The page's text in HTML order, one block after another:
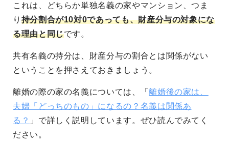
これは、どちらか単独名義の家やマンション、つま
り 持分割合が10対0であっても、財産分与の対象にな
る理由と同じです。
共有名義の持分は、財産分与の割合とは関係がない
ということを押さえておきましょう。
離婚の際の家の名義については、「離婚後の家は、
夫婦「どっちのもの」になるの？名義は関係あ
る？ 」で詳しく説明しています。ぜひ読んでみてく
ださい。